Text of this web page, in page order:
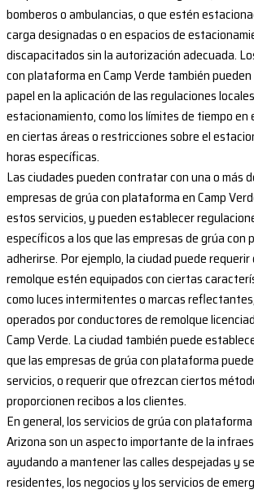
bomberos o ambulancias, o que estén
carga designadas o en espacios de
discapacitados sin la autorización adecuada.
con plataforma en Camp Verde también
papel en la aplicación de las regulaciones
estacionamiento, como los límites de tiempo
en ciertas áreas o restricciones sobre el
horas específicas.
Las ciudades pueden contratar con una o más
empresas de grúa con plataforma en Camp
estos servicios, y pueden establecer
específicos a los que las empresas de grúa con
adherirse. Por ejemplo, la ciudad puede
remolque estén equipados con ciertas
como luces intermitentes o marcas
operados por conductores de remolque
Camp Verde. La ciudad también puede
que las empresas de grúa con plataforma
servicios, o requerir que ofrezcan ciertos
proporcionen recibos a los clientes.
En general, los servicios de grúa con plataforma
Arizona son un aspecto importante de la
ayudando a mantener las calles despejadas y
residentes, los negocios y los servicios de